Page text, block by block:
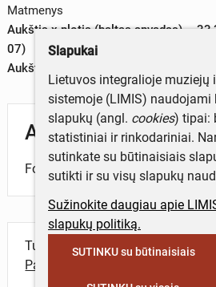
Matmenys
Aukštis x plotis (baltas apvadas) –
07)
Aukštis x plotis (vaizdas) – 32,5 x
Aprašymas
Fotografijoje – fotografas L.
Turite daugiau informacijos apie
Parašykite mums!
Slapukai
Lietuvos integralioje muziejų
sistemoje (LIMIS) naudojami
slapukų (angl. cookies) tipai:
statistiniai ir rinkodariniai.
sutinkate su būtinaisiais
sutikti ir su visų slapukų
Sužinokite daugiau apie
slapukų politiką.
SUTINKU su būtinaisiais